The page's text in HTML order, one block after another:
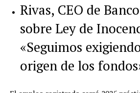
Rivas, CEO de
sobre Ley de
«Seguimos
origen de los